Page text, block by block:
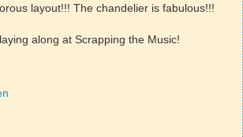
layout!!! The chandelier is fabulous!!!
along at Scrapping the Music!